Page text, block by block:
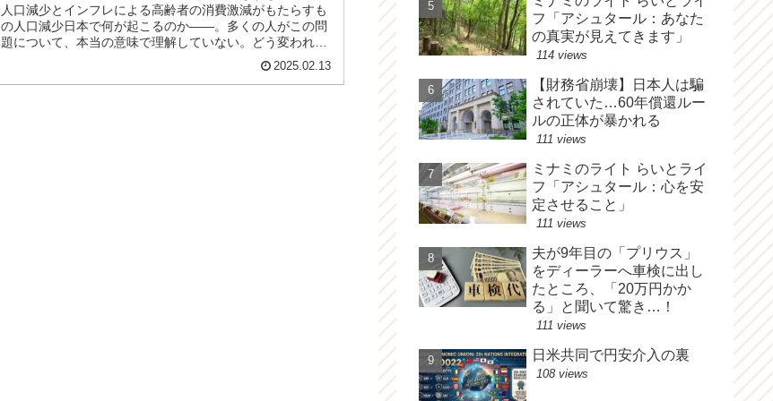
人口減少とインフレによる高齢者の消費激減がもたらすも
の人口減少日本で何が起こるのか――。多くの人がこの問
題について、本当の意味で理解していない。どう変われば
2025.02.13
フ「アシュタール：あなた
の真実が見えてきます」
114 views
【財務省崩壊】日本人は騙
されていた…60年償還ルー
ルの正体が暴かれる
111 views
ミナミのライト らいとライ
フ「アシュタール：心を安
定させること」
111 views
夫が9年目の「プリウス」
をディーラーへ車検に出し
たところ、「20万円かか
る」と聞いて驚き…！
111 views
日米共同で円安介入の裏
108 views